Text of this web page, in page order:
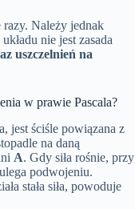
razy. Należy jednak
nie jest zasada
uszczelnień na
w prawie Pascala?
jest ściśle powiązana z
na daną
A. Gdy siła rośnie, przy
podwojeniu.
stała siła, powoduje